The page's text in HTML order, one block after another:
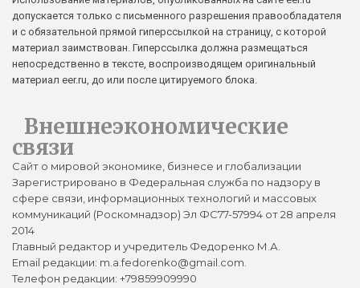
допускается только с письменного разрешения правообладателя
и с обязательной прямой гиперссылкой на страницу, с которой
материал заимствован. Гиперссылка должна размещаться
непосредственно в тексте, воспроизводящем оригинальный
материал eer.ru, до или после цитируемого блока.
Внешнеэкономические
связи
Сайт о мировой экономике, бизнесе и глобализации
Зарегистрировано в Федеральная служба по надзору в
сфере связи, информационных технологий и массовых
коммуникаций (Роскомнадзор) Эл ФС77-57994 от 28 апреля
2014
Главный редактор и учредитель Федоренко М.А.
Email редакции: m.a.fedorenko@gmail.com.
Телефон редакции: +79859909990